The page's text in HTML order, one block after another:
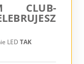
CLUB-
LED TAK